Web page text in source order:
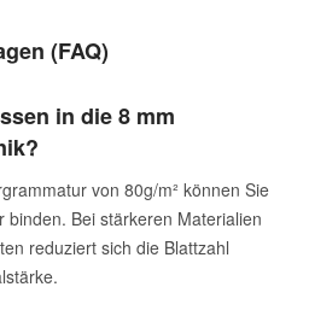
(FAQ)
in die 8 mm
von 80g/m² können Sie
binden. Bei stärkeren Materialien
reduziert sich die Blattzahl